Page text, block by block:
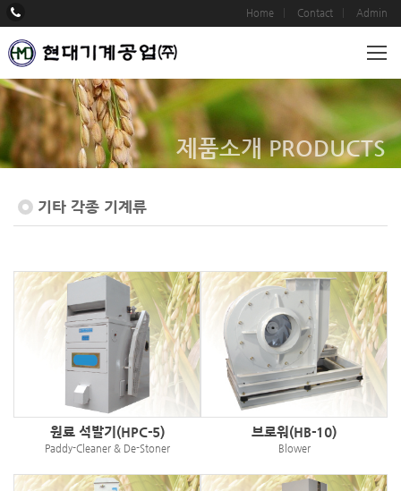
Home Contact Admin
제품소개PRODUCTS
기타 각종 기계류
원료 석발기(HPC-5)
Paddy-Cleaner & De-Stoner
브로워(HB-10)
Blower